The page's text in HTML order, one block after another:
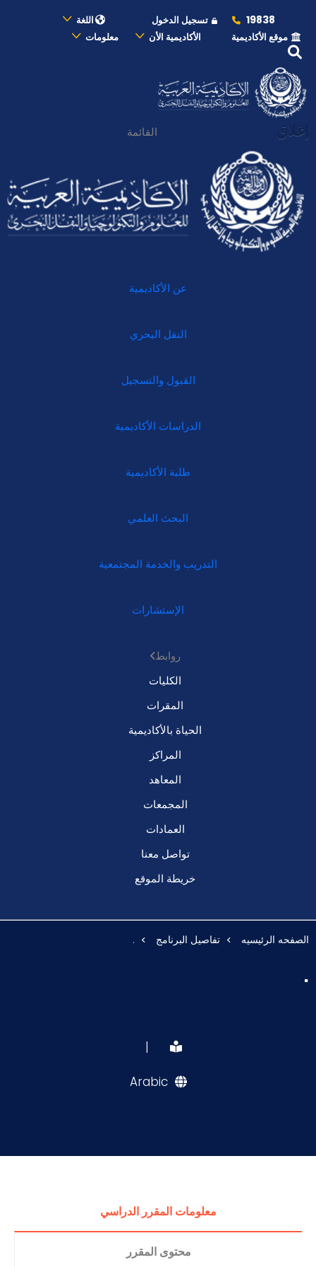
19838 تسجيل الدخول
اللغة
موقع الأكاديمية
الأكاديمية الأن معلومات
إغلاق القائمة
عن الأكاديمية
النقل البحري
القبول والتسجيل
الدراسات الأكاديمية
طلبة الأكاديمية
البحث العلمي
التدريب والخدمة المجتمعية
الإستشارات
روابط
الكليات
المقرات
الحياة بالأكاديمية
المراكز
المعاهد
المجمعات
العمادات
تواصل معنا
خريطة الموقع
الصفحه الرئيسيه تفاصيل البرنامج .
.
|
Arabic
معلومات المقرر الدراسي
محتوى المقرر